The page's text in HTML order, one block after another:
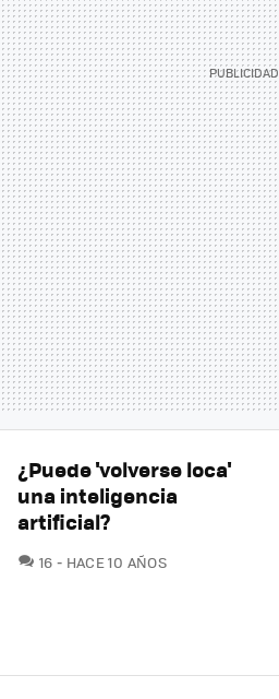
¿Puede 'volverse loca'
una inteligencia
artificial?
16 COMENTARIOS
HACE 10 AÑOS